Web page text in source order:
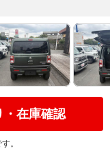
・在庫確認
。